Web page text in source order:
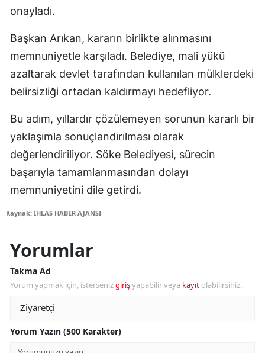
onayladı.
Başkan Arıkan, kararın birlikte alınmasını
memnuniyetle karşıladı. Belediye, mali yükü
azaltarak devlet tarafından kullanılan mülklerdeki
belirsizliği ortadan kaldırmayı hedefliyor.
Bu adım, yıllardır çözülemeyen sorunun kararlı bir
yaklaşımla sonuçlandırılması olarak
değerlendiriliyor. Söke Belediyesi, sürecin
başarıyla tamamlanmasından dolayı
memnuniyetini dile getirdi.
Kaynak: İHLAS HABER AJANSI
Yorumlar
Takma Ad
Yorum yapmak için, istersenizgirişyapabilir veya kayıt olabilirsiniz.
Yorum Yazın (500 Karakter)